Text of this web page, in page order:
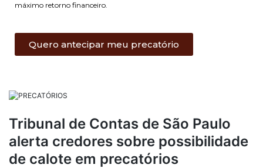
máximo retorno financeiro.
Quero antecipar meu precatório
Tribunal de Contas de São Paulo
alerta credores sobre possibilidade
de calote em precatórios